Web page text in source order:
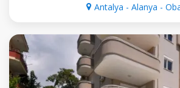
Antalya - Alanya -